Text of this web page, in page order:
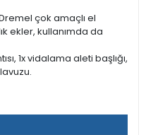
çok amaçlı el
ekler, kullanımda da
1x vidalama aleti başlığı,